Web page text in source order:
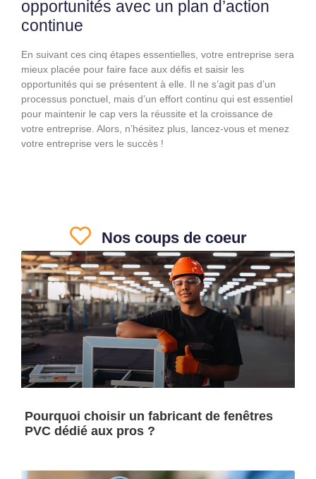
opportunités avec un plan d’action
continue
En suivant ces cinq étapes essentielles, votre entreprise sera
mieux placée pour faire face aux défis et saisir les
opportunités qui se présentent à elle. Il ne s’agit pas d’un
processus ponctuel, mais d’un effort continu qui est essentiel
pour maintenir le cap vers la réussite et la croissance de
votre entreprise. Alors, n’hésitez plus, lancez-vous et menez
votre entreprise vers le succès !
Nos coups de coeur
Pourquoi choisir un fabricant de fenêtres
PVC dédié aux pros ?